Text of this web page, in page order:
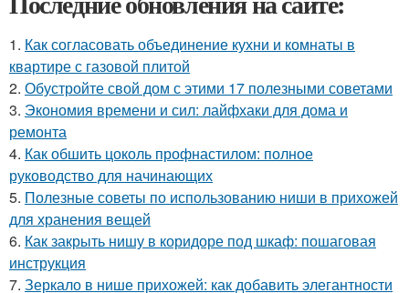
1. Как согласовать объединение кухни и комнаты в
квартире с газовой плитой
2. Обустройте свой дом с этими 17 полезными советами
3. Экономия времени и сил: лайфхаки для дома и
ремонта
4. Как обшить цоколь профнастилом: полное
руководство для начинающих
5. Полезные советы по использованию ниши в прихожей
для хранения вещей
6. Как закрыть нишу в коридоре под шкаф: пошаговая
инструкция
7. Зеркало в нише прихожей: как добавить элегантности